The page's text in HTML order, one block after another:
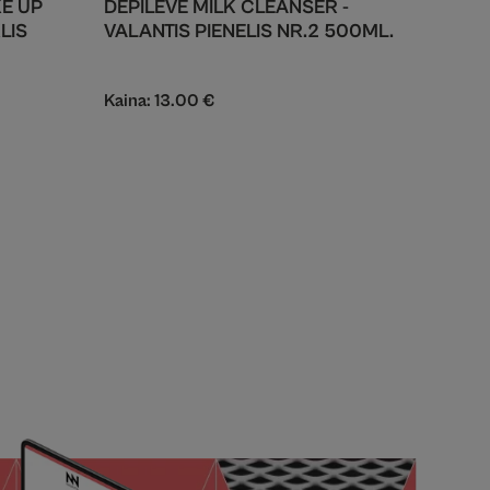
UP
DEPILEVE MILK CLEANSER -
VALANTIS PIENELIS NR.2 500ML.
Kaina:13.00€